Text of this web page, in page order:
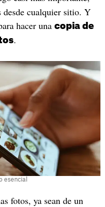
desde cualquier sitio. Y
hacer una copia de
.
esencial
fotos, ya sean de un